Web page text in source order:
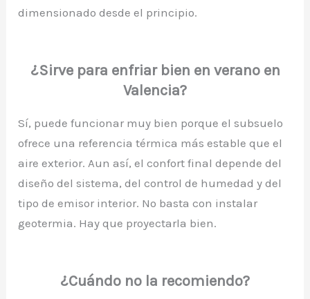
dimensionado desde el principio.
¿Sirve para enfriar bien en verano en
Valencia?
Sí, puede funcionar muy bien porque el subsuelo
ofrece una referencia térmica más estable que el
aire exterior. Aun así, el confort final depende del
diseño del sistema, del control de humedad y del
tipo de emisor interior. No basta con instalar
geotermia. Hay que proyectarla bien.
¿Cuándo no la recomiendo?